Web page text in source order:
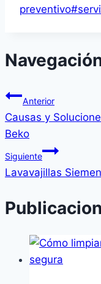
preventivo#
Anterior
Causas y
Beko
Siguiente
Lavavajillas